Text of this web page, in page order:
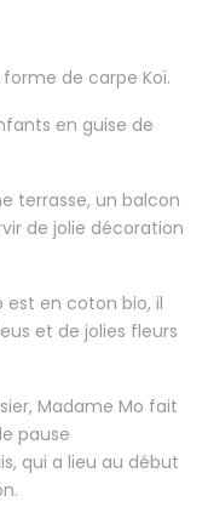
de carpe Koï.
en guise de
terrasse, un balcon
de jolie décoration
est en coton bio, il
et de jolies fleurs
Madame Mo fait
pause
qui a lieu au début